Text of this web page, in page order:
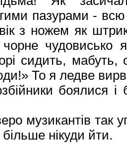
пазурами -
з ножем як
чорне чудовисько
сидить, мабуть,
То я ледве
боялися і
музикантів так
нікуди йти.